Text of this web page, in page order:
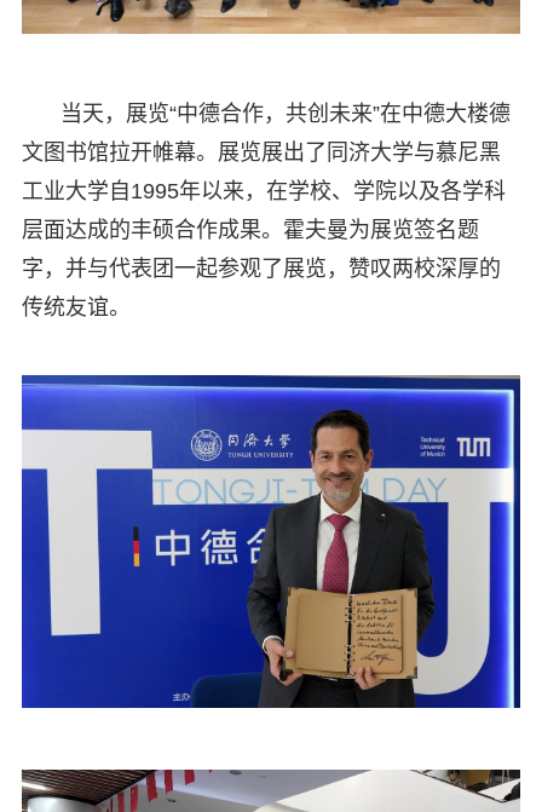
当天，展览“中德合作，共创未来”在中德大楼德
文图书馆拉开帷幕。展览展出了同济大学与慕尼黑
工业大学自1995年以来，在学校、学院以及各学科
层面达成的丰硕合作成果。霍夫曼为展览签名题
字，并与代表团一起参观了展览，赞叹两校深厚的
传统友谊。